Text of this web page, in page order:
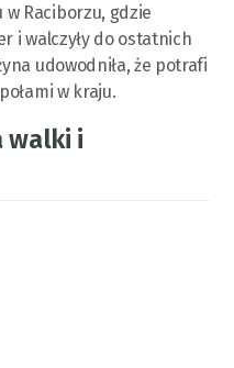
w Raciborzu, gdzie
i walczyły do ostatnich
udowodniła, że potrafi
w kraju.
walki i